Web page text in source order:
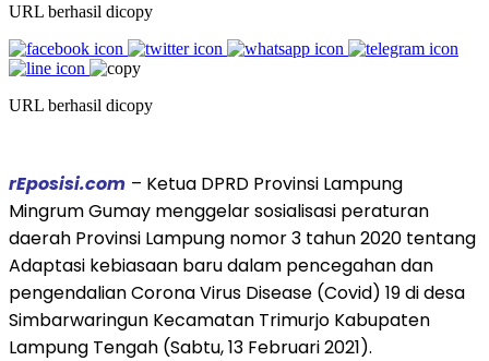
URL berhasil dicopy
URL berhasil dicopy
rEposisi.com – Ketua DPRD Provinsi Lampung
Mingrum Gumay menggelar sosialisasi peraturan
daerah Provinsi Lampung nomor 3 tahun 2020 tentang
Adaptasi kebiasaan baru dalam pencegahan dan
pengendalian Corona Virus Disease (Covid) 19 di desa
Simbarwaringun Kecamatan Trimurjo Kabupaten
Lampung Tengah (Sabtu, 13 Februari 2021).